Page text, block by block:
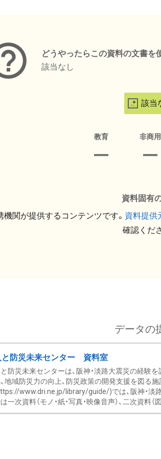
どうやったらこの資料の文書を
該当なし
該当
教育 非商用
資料固有
機関が提供するコンテンツです。 資料提供
確認くだ
データの
と防災未来センター 資料室
と防災未来センターは、阪神・淡路大震災の経験
地域防災力の向上、防災政策の開発支援を図る
www.dri.ne.jp/library/guide/)では、阪神・淡
一次資料（モノ・紙・写真・映像音声）、二次資料（図